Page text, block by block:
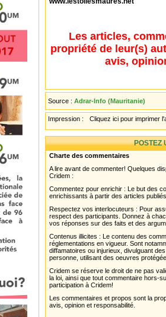
Les articles,
propriété de leur(s)
avis,
Source : Adrar-Info (Mauritanie)
Impression : Cliquez ici pour imprimer
POSTEZ
Charte des commentaires
A lire avant de commenter! Quelques
Cridem :
Commentez pour enrichir : Le but des
enrichissants à partir des articles
Respectez vos interlocuteurs : Pour
respect des participants. Donnez à
vos réponses sur des faits et des
Contenus illicites : Le contenu des
réglementations en vigueur. Sont
diffamatoires ou injurieux, divulguant
personne, utilisant des oeuvres
Cridem se réserve le droit de ne pas
la loi, ainsi que tout commentaire hors-
participation à Cridem!
Les commentaires et propos sont la
avis, opinion et responsabilité.